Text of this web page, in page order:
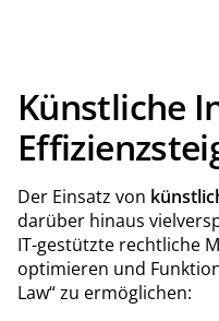
Künstliche
Der Einsatz von
darüber hinaus
IT-gestützte rechtliche
optimieren und
Law“ zu ermöglichen: